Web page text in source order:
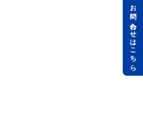
お問い合わせはこちら